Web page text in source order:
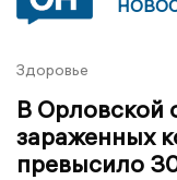
Здоровье
В Орловской
зараженных
превысило